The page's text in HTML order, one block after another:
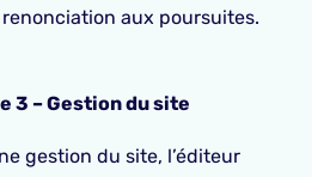
aux poursuites.
3 – Gestion du site
gestion du site, l’éditeur